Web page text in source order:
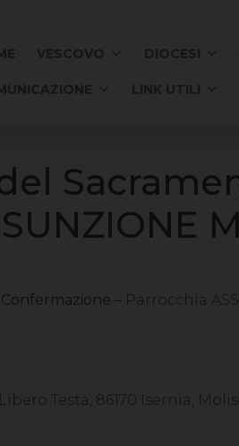
– Parrocchia
Testa, 86170 Isernia,